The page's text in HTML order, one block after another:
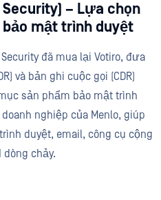
– Lựa chọn
mật trình duyệt
đã mua lại Votiro, đưa
và bản ghi cuộc gọi (CDR)
sản phẩm bảo mật trình
nghiệp của Menlo, giúp
duyệt, email, công cụ cộng
dòng chảy.